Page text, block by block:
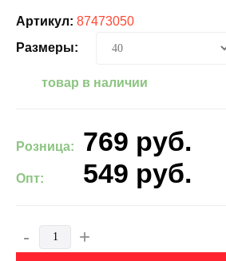
Артикул: 87473050
Размеры:
товар в наличии
Розница: 769 руб.
Опт: 549 руб.
- +